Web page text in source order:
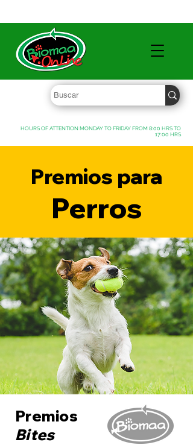
HOURS OF ATTENTION MONDAY TO FRIDAY FROM 8:00 HRS TO
17:00 HRS
Premios para
Perros
Premios
Bites